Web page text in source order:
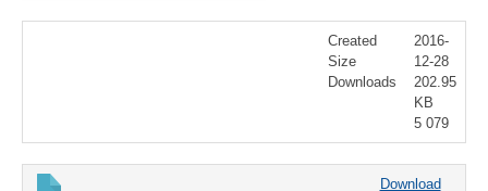
Created
Size
Downloads
2016-
12-28
202.95
KB
5 079
Download